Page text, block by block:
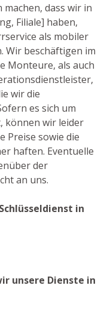
dass wir in
Filiale] haben,
als mobiler
Wir beschäftigen im
Monteure, als auch
wir die
es sich um
können wir leider
Preise sowie die
haften. Eventuelle
der
an uns.
in
unsere Dienste in